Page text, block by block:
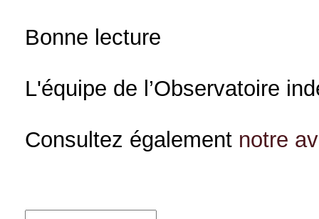
Bonne lecture
L'équipe de l’Observatoire
Consultez également notre